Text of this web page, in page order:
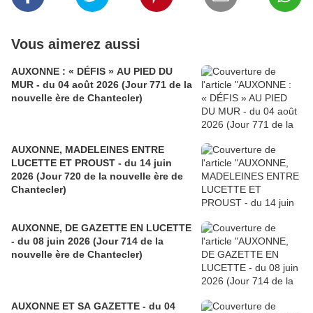
Vous aimerez aussi
AUXONNE : « DÉFIS » AU PIED DU
MUR - du 04 août 2026 (Jour 771 de la
nouvelle ère de Chantecler)
AUXONNE, MADELEINES ENTRE
LUCETTE ET PROUST - du 14 juin
2026 (Jour 720 de la nouvelle ère de
Chantecler)
AUXONNE, DE GAZETTE EN LUCETTE
- du 08 juin 2026 (Jour 714 de la
nouvelle ère de Chantecler)
AUXONNE ET SA GAZETTE - du 04